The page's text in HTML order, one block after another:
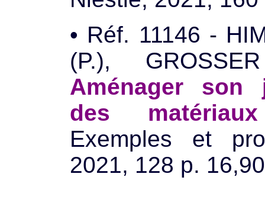
• Réf. 11146 -
(P.),
Aménager son
des
Exemples et
2021, 128 p.